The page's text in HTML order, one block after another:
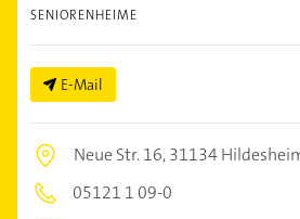
SENIORENHEIME
E-Mail
Neue Str. 16,31134
05121 1 09-0